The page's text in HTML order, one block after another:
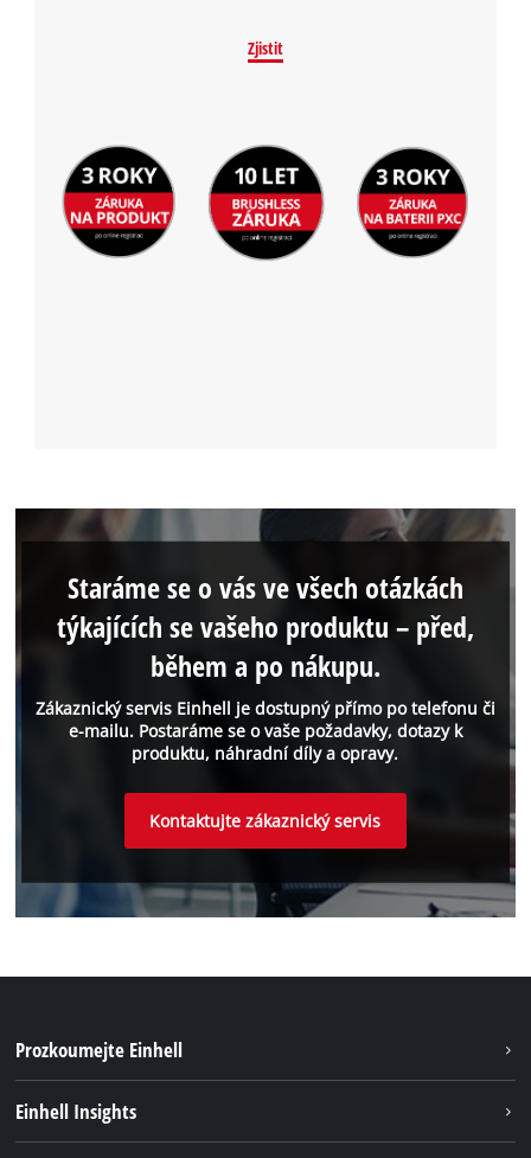
Zjistit
Zákaznický servis Einhell je dostupný přímo po telefonu či
e-mailu. Postaráme se o vaše požadavky, dotazy k
produktu, náhradní díly a opravy.
Staráme se o vás ve všech otázkách
týkajících se vašeho produktu – před,
během a po nákupu.
Kontaktujte zákaznický servis
Prozkoumejte Einhell
Einhell Insights